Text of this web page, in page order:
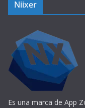
Niixer
Es una marca de App